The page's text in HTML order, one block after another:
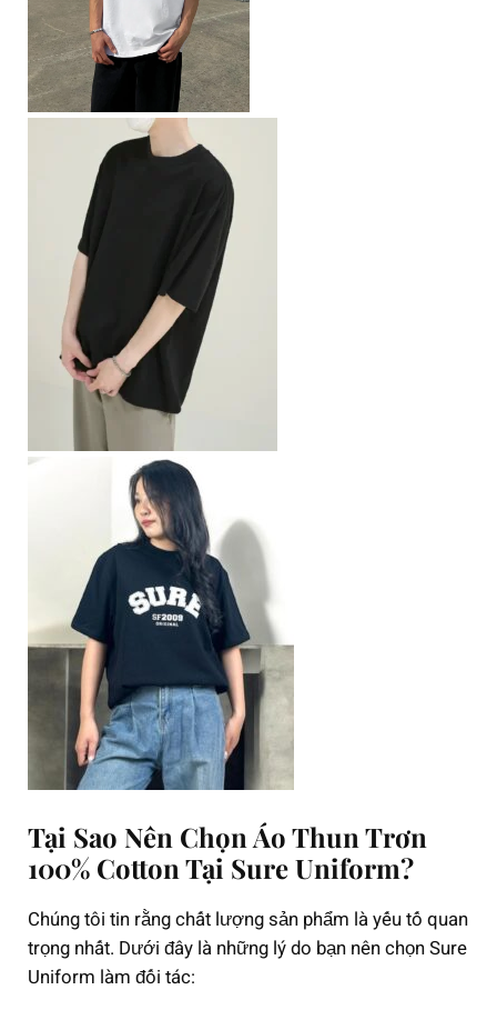
Tại Sao Nên Chọn Áo Thun Trơn
100% Cotton Tại Sure Uniform?
Chúng tôi tin rằng chất lượng sản phẩm là yếu tố quan
trọng nhất. Dưới đây là những lý do bạn nên chọn Sure
Uniform làm đối tác: